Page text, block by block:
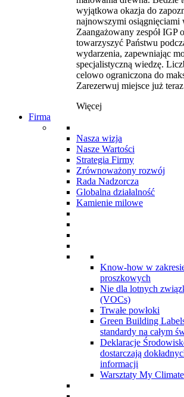
wyjątkowa okazja do
najnowszymi osiągnięciami
Zaangażowany zespół IGP
towarzyszyć Państwu
wydarzenia, zapewniając
specjalistyczną wiedzę.
celowo ograniczona do
Zarezerwuj miejsce już
Więcej
Firma
Nasza wizja
Nasze Wartości
Strategia Firmy
Zrównoważony rozwój
Rada Nadzorcza
Globalna działalność
Kamienie milowe
Know-how w
proszkowych
Nie dla lotnych
(VOCs)
Trwałe powłoki
Green Building
standardy na całym
Deklaracje
dostarczają
informacji
Warsztaty My Climate